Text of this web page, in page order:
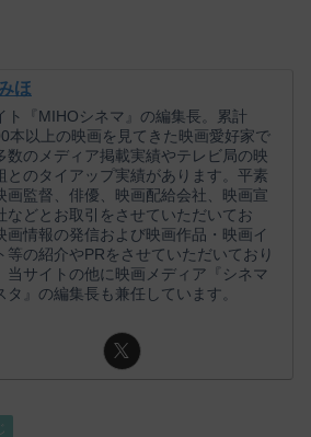
ほ
ト『MIHOシネマ』の編集長。累計
本以上の映画を見てきた映画愛好家で
数のメディア掲載実績やテレビ局の映
とのタイアップ実績があります。平素
画監督、俳優、映画配給会社、映画宣
などとお取引をさせていただいてお
画情報の発信および映画作品・映画イ
等の紹介やPRをさせていただいており
当サイトの他に映画メディア『シネマ
タ』の編集長も兼任しています。